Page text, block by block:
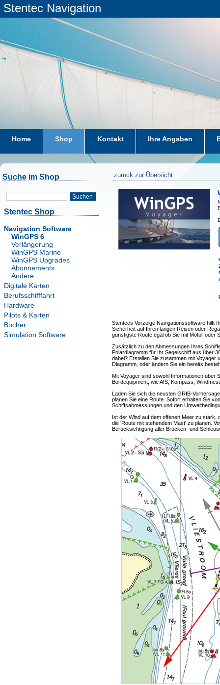
Stentec Navigation
Home Shop Kontakt Ihre Angaben
Suche im Shop
Suchen
Stentec Shop
Navigation Software
WinGPS 6
Verlängerung
WinGPS Marine
WinGPS Upgrades
Abonnements
Andere
Digitale Karten
Berufsschifffahrt
Hardware
Pilots & Karten
Bücher
Simulation Software
zurück zur Übersicht
Stentecs Vorzeige Navigationssoftware hilft
Sicherheit auf Ihren langen Reisen oder
günstigste Route egal ob Sie mit Motor oder
Zusätzlich zu den Abmessungen Ihres
Polardiagramm für Ihr Segelschiff aus über
dabei? Erstellen Sie zusammen mit
Diagramm, oder ändern Sie ein bereits
Mit Voyager sind sowohl Informationen über
Bordequipment, wie AIS, Kompass,
Laden Sie sich die neusten GRIB-
planen Sie eine Route. Sofort erhalten Sie
Schiffsabmessungen und den
Ist der Wind auf dem offenen Meer zu stark,
die 'Route mit stehendem Mast' zu planen.
Berücksichtigung aller Brücken- und